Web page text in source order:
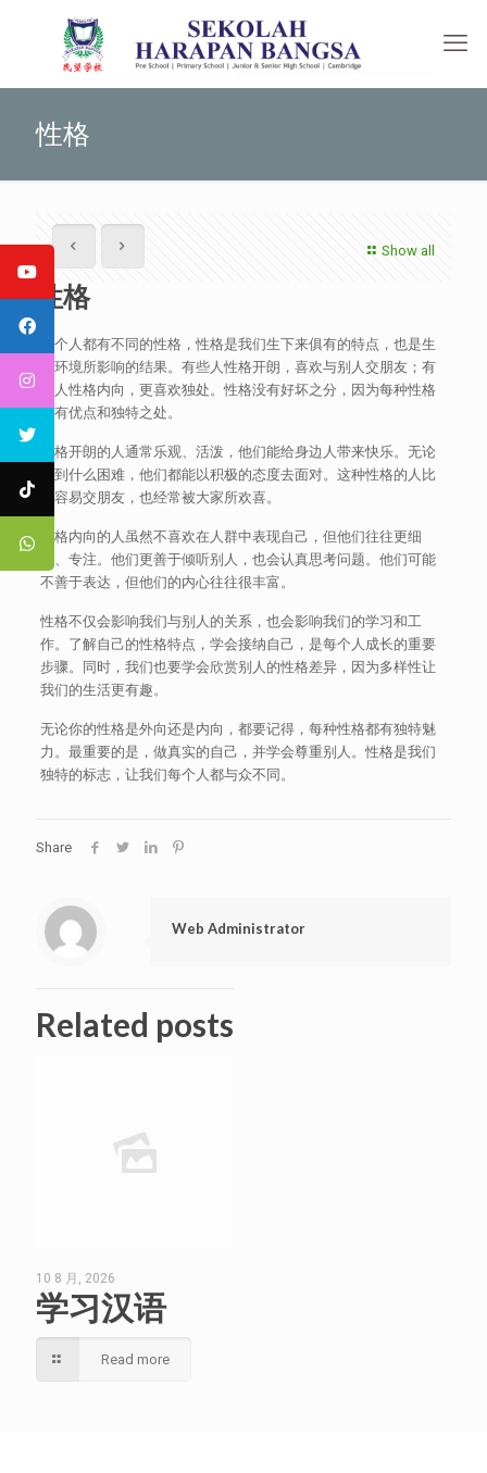
性格
Show all
性格
每个人都有不同的性格，性格是我们生下来俱有的特点，也是生
后环境所影响的结果。有些人性格开朗，喜欢与别人交朋友；有
些人性格内向，更喜欢独处。性格没有好坏之分，因为每种性格
都有优点和独特之处。
性格开朗的人通常乐观、活泼，他们能给身边人带来快乐。无论
遇到什么困难，他们都能以积极的态度去面对。这种性格的人比
较容易交朋友，也经常被大家所欢喜。
性格内向的人虽然不喜欢在人群中表现自己，但他们往往更细
心、专注。他们更善于倾听别人，也会认真思考问题。他们可能
不善于表达，但他们的内心往往很丰富。
性格不仅会影响我们与别人的关系，也会影响我们的学习和工
作。了解自己的性格特点，学会接纳自己，是每个人成长的重要
步骤。同时，我们也要学会欣赏别人的性格差异，因为多样性让
我们的生活更有趣。
无论你的性格是外向还是内向，都要记得，每种性格都有独特魅
力。最重要的是，做真实的自己，并学会尊重别人。性格是我们
独特的标志，让我们每个人都与众不同。
Share
Web Administrator
Related posts
10 8 月, 2026
学习汉语
Read more